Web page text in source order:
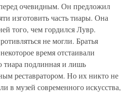
перед очевидным. Он предложил
изготовить часть тиары. Она
того, чем гордился Лувр.
не могли. Братья
время отстаивали
тиара подлинная и лишь
реставратором. Но их никто не
в музей современного искусства,